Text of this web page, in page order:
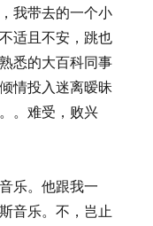
我带去的一个小
适且不安，跳也
悉的大百科同事
情投入迷离暧昧
。难受，败兴
乐。他跟我一
音乐。不，岂止